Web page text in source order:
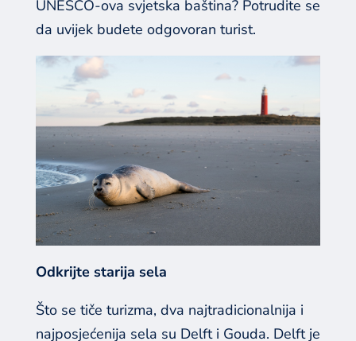
UNESCO-ova svjetska baština? Potrudite se
da uvijek budete odgovoran turist.
Odkrijte starija sela
Što se tiče turizma, dva najtradicionalnija i
najposjećenija sela su Delft i Gouda. Delft je